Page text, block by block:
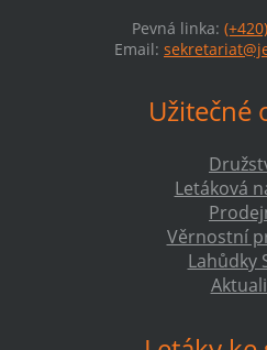
Pevná linka:
Email:
Užitečné
Letáková
Věrnostní
Lahůdky